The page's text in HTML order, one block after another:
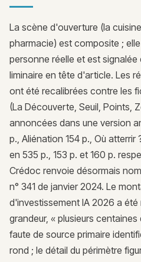
La scène d'ouverture (la
pharmacie) est composite ;
personne réelle et est
liminaire en tête d'article. Les
ont été recalibrées contre les
(La Découverte, Seuil, Points,
annoncées dans une version
p., Aliénation 154 p., Où
en 535 p., 153 p. et 160 p.
Crédoc renvoie désormais
n° 341 de janvier 2024. Le
d'investissement IA 2026 a été
grandeur, « plusieurs
faute de source primaire
rond ; le détail du périmètre